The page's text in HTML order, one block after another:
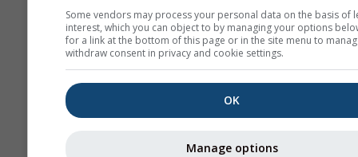
Some vendors may process your personal data on the basis of
interest, which you can object to by managing your options
for a link at the bottom of this page or in the site menu to
withdraw consent in privacy and cookie settings.
OK
Manage options